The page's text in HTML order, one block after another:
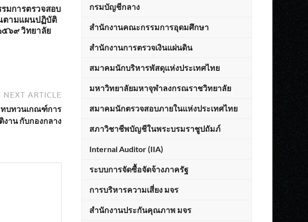
มการตรวจสอบ
ตามแผนปฏิบัติ
๕๖๙ วิทยาลัย
NEXT ARTICLE
ทบทวนเกณฑ์การ
งาน กับกองกลาง
กรมบัญชีกลาง
สำนักงานคณะกรรมการอุดมศึกษา
สำนักงานการตรวจเงินแผ่นดิน
สมาคมนักบริหารพัสดุแห่งประเทศไทย
มหาวิทยาลัยมหาจุฬาลงกรณราชวิทยาลัย
สมาคมนักตรวจสอบภายในแห่งประเทศไทย
สภาวิชาชีพบัญชีในพระบรมราชูปถัมภ์
Internal Auditor (IIA)
ระบบการจัดซื้อจัดจ้างภาครัฐ
การบริหารความเสี่ยง มจร
สำนักงานประกันคุณภาพ มจร